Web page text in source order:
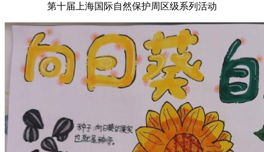
第十届上海国际自然保护周区级系列活动